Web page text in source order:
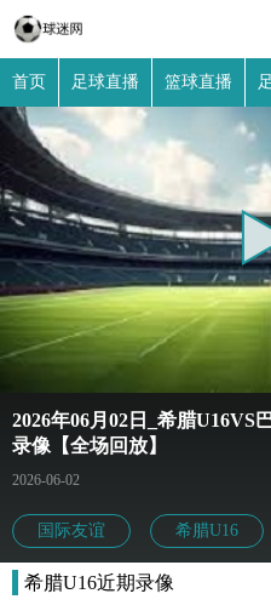
首页 足球直播 篮球直播
2026年06月02日_希腊U16VS
录像【全场回放】
2026-06-02
国际友谊 希腊U16
希腊U16近期录像